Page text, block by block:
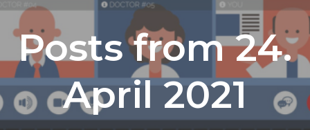
Posts from 24.
April 2021